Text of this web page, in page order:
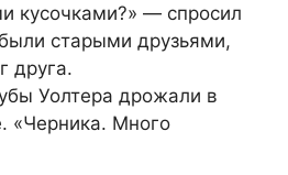
кусочками?» — спросил
старыми друзьями,
друга.
Уолтера дрожали в
«Черника. Много